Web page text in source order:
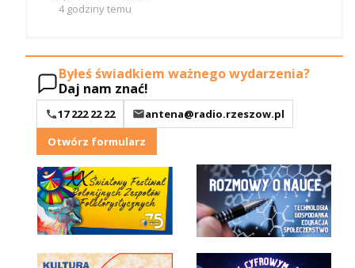
4 godziny temu
Byłeś świadkiem ważnego wydarzenia?
Daj nam znać!
17 222 22 22
antena@radio.rzeszow.pl
Otwórz formularz